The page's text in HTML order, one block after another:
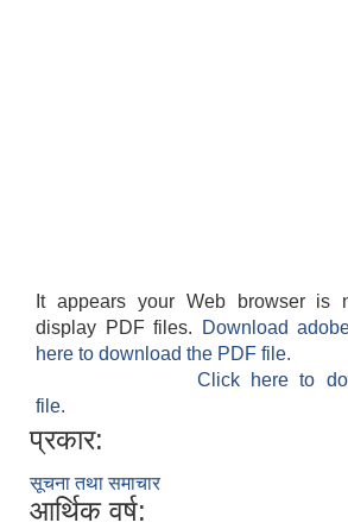
It appears your Web browser is
display PDF files.
Download
here to download the PDF file.
Click here to
file.
प्रकार:
सूचना तथा समाचार
आर्थिक वर्ष: